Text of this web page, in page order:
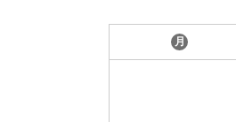
月